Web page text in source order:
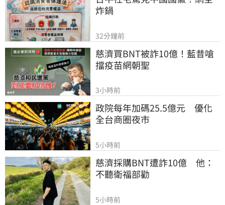
炸鍋
32分鐘前
慈濟買BNT被詐10億！藍昔嗆
擋疫苗網朝聖
3小時前
政院每年加碼25.5億元　優化
全台商圈夜市
5小時前
慈濟採購BNT遭詐10億　他：
不聽衛福部勸
5小時前